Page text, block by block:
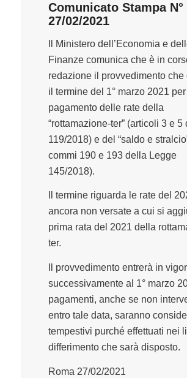
Comunicato Stampa N°
27/02/2021
Il Ministero dell’Economia e
Finanze comunica che è in
redazione il provvedimento che
il termine del 1° marzo 2021 per
pagamento delle rate della
“rottamazione-ter” (articoli 3 e 5
119/2018) e del “saldo e
commi 190 e 193 della Legge
145/2018).
Il termine riguarda le rate del
ancora non versate a cui si
prima rata del 2021 della
ter.​
Il provvedimento entrerà in
successivamente al 1° marzo
pagamenti, anche se non
entro tale data, saranno
tempestivi purché effettuati nei
differimento che sarà disposto​.
Roma 27/02/2021